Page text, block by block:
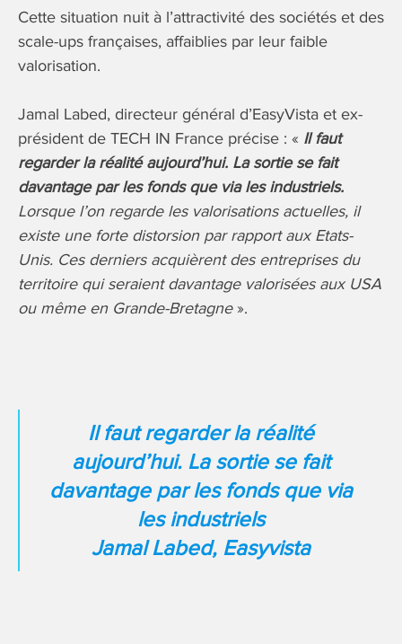
Cette situation nuit à l’attractivité des sociétés et des
scale-ups françaises, affaiblies par leur faible
valorisation.
Jamal Labed, directeur général d’EasyVista et ex-
président de TECH IN France précise : « Il faut
regarder la réalité aujourd’hui. La sortie se fait
davantage par les fonds que via les industriels.
Lorsque l’on regarde les valorisations actuelles, il
existe une forte distorsion par rapport aux Etats-
Unis. Ces derniers acquièrent des entreprises du
territoire qui seraient davantage valorisées aux USA
ou même en Grande-Bretagne».
Il faut regarder la réalité
aujourd’hui. La sortie se fait
davantage par les fonds que via
les industriels
Jamal Labed, Easyvista